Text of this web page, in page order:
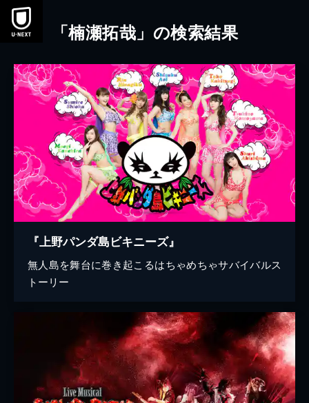
本文へスキップ
「楠瀬拓哉」の検索結果
『上野パンダ島ビキニーズ』
無人島を舞台に巻き起こるはちゃめちゃサバイバルス
トーリー